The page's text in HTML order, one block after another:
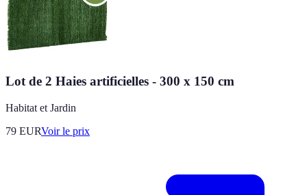
Lot de 2 Haies artificielles - 300 x 150 cm
Habitat et Jardin
79 EURVoir le prix